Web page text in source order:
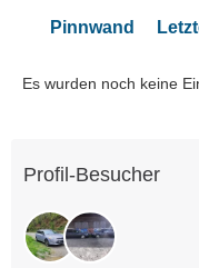
Pinnwand
Es wurden noch keine
Profil-Besucher